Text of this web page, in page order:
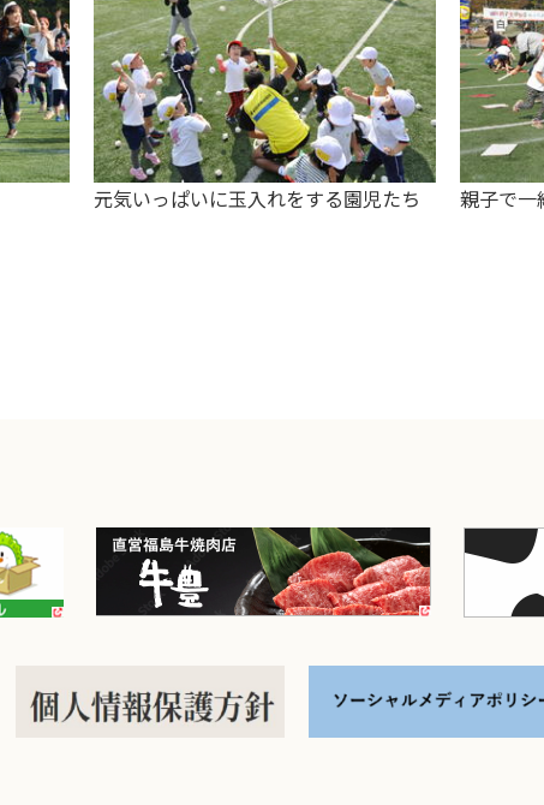
元気いっぱいに玉入れをする園児たち 親子で一